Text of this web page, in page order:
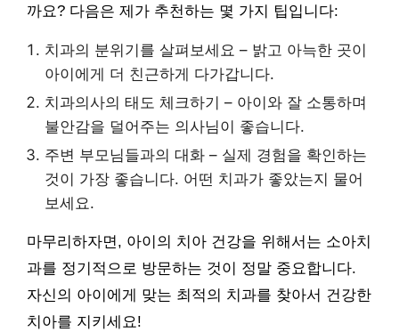
까요? 다음은 제가 추천하는 몇 가지 팁입니다:
치과의 분위기를 살펴보세요 – 밝고 아늑한 곳이
아이에게 더 친근하게 다가갑니다.
치과의사의 태도 체크하기 – 아이와 잘 소통하며
불안감을 덜어주는 의사님이 좋습니다.
주변 부모님들과의 대화 – 실제 경험을 확인하는
것이 가장 좋습니다. 어떤 치과가 좋았는지 물어
보세요.
마무리하자면, 아이의 치아 건강을 위해서는 소아치
과를 정기적으로 방문하는 것이 정말 중요합니다.
자신의 아이에게 맞는 최적의 치과를 찾아서 건강한
치아를 지키세요!